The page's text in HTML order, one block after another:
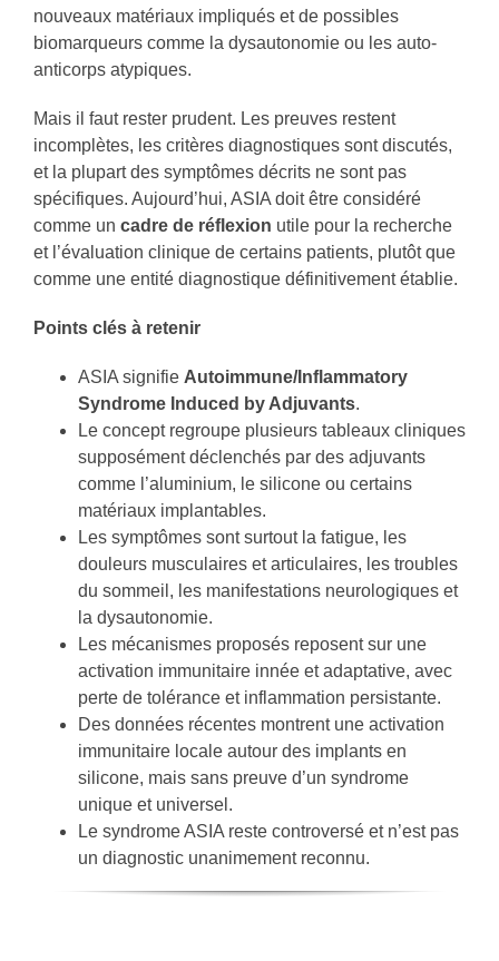
nouveaux matériaux impliqués et de possibles
biomarqueurs comme la dysautonomie ou les auto-
anticorps atypiques.
Mais il faut rester prudent. Les preuves restent
incomplètes, les critères diagnostiques sont discutés,
et la plupart des symptômes décrits ne sont pas
spécifiques. Aujourd’hui, ASIA doit être considéré
comme un cadre de réflexion utile pour la recherche
et l’évaluation clinique de certains patients, plutôt que
comme une entité diagnostique définitivement établie.
Points clés à retenir
ASIA signifie Autoimmune/Inflammatory
Syndrome Induced by Adjuvants.
Le concept regroupe plusieurs tableaux cliniques
supposément déclenchés par des adjuvants
comme l’aluminium, le silicone ou certains
matériaux implantables.
Les symptômes sont surtout la fatigue, les
douleurs musculaires et articulaires, les troubles
du sommeil, les manifestations neurologiques et
la dysautonomie.
Les mécanismes proposés reposent sur une
activation immunitaire innée et adaptative, avec
perte de tolérance et inflammation persistante.
Des données récentes montrent une activation
immunitaire locale autour des implants en
silicone, mais sans preuve d’un syndrome
unique et universel.
Le syndrome ASIA reste controversé et n’est pas
un diagnostic unanimement reconnu.